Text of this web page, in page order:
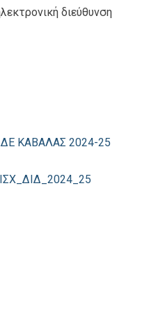
διεύθυνση
ΚΑΒΑΛΑΣ 2024-25